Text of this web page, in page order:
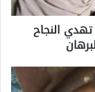
النجاح